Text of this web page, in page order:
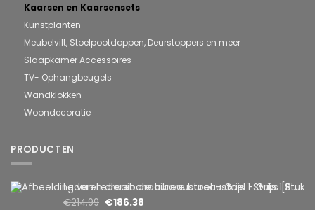
Kaarsen en Kaarsensets
Kunstplanten
Meubelvilt, Stoelpootdoppen, Deurstoppers en meer
Slaapkamer Accessoires
TV- Ophangbeugels
Wandklokken
Woondecoratie
PRODUCTEN
Lederen draaibare bureaustoel – Grijs 1 Stuks [BMD1107GY]
€214.99 €186.38